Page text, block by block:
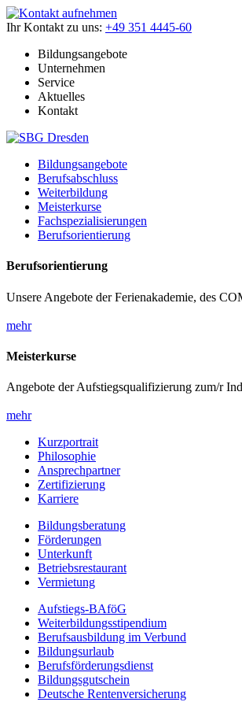
Ihr Kontakt zu uns: +49 351 4445-60
Bildungsangebote
Unternehmen
Service
Aktuelles
Kontakt
Bildungsangebote
Berufsabschluss
Weiterbildung
Meisterkurse
Fachspezialisierungen
Berufsorientierung
Berufsorientierung
Unsere Angebote der Ferienakademie, des
mehr
Meisterkurse
Angebote der Aufstiegsqualifizierung zum/r
mehr
Kurzportrait
Philosophie
Ansprechpartner
Zertifizierung
Karriere
Bildungsberatung
Förderungen
Unterkunft
Betriebsrestaurant
Vermietung
Aufstiegs-BAföG
Weiterbildungsstipendium
Berufsausbildung im Verbund
Bildungsurlaub
Berufsförderungsdienst
Bildungsgutschein
Deutsche Rentenversicherung